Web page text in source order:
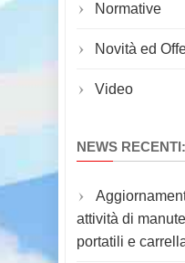
Normative
Novità ed
Video
NEWS RECENTI:
attività di
portatili e